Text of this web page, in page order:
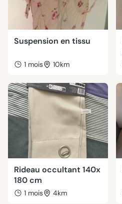
Suspension en tissu
1 mois 10km
Rideau occultant 140x
180 cm
1 mois 4km